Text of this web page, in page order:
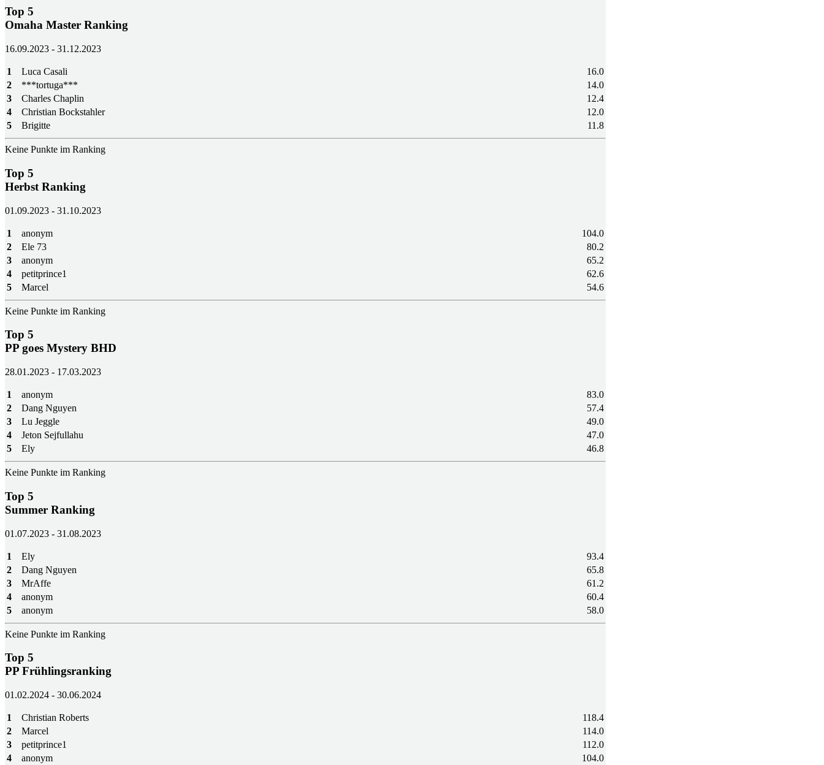
Top 5
Omaha Master Ranking
16.09.2023 - 31.12.2023
1 Luca Casali
16.0
2
***tortuga***
14.0
3
Charles Chaplin
12.4
4
Christian Bockstahler
12.0
5
Brigitte 11.8
Keine Punkte im Ranking
Top 5
Herbst Ranking
01.09.2023 - 31.10.2023
1 anonym
104.0
2
Ele 73
80.2
3
anonym
65.2
4
petitprince1
62.6
5
Marcel 54.6
Keine Punkte im Ranking
Top 5
PP goes Mystery BHD
28.01.2023 - 17.03.2023
1 anonym
83.0
2
Dang Nguyen
57.4
3
Lu Jeggle
49.0
4
Jeton Sejfullahu
47.0
5
Ely 46.8
Keine Punkte im Ranking
Top 5
Summer Ranking
01.07.2023 - 31.08.2023
1 Ely
93.4
2
Dang Nguyen
65.8
3
MrAffe
61.2
4
anonym
60.4
5
anonym 58.0
Keine Punkte im Ranking
Top 5
PP Frühlingsranking
01.02.2024 - 30.06.2024
1 Christian Roberts
118.4
2
Marcel
114.0
3
petitprince1
112.0
4
anonym
104.0